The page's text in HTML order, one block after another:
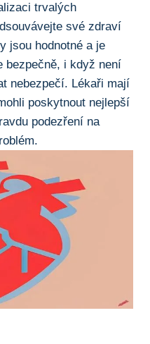
trvalých
své zdraví
jsou hodnotné⁤ a‌ je
bezpečně, i když není⁣
nebezpečí. Lékaři⁢ mají
poskytnout ⁢nejlepší
podezření na